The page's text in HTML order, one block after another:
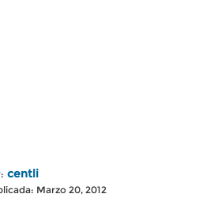
centli
Marzo 20, 2012